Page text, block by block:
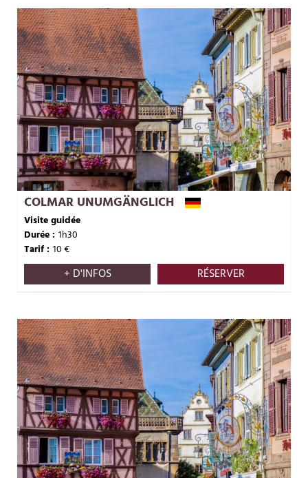
COLMAR UNUMGÄNGLICH
Visite guidée
Durée : 1h30
Tarif : 10€
RÉSERVER
+ D'INFOS